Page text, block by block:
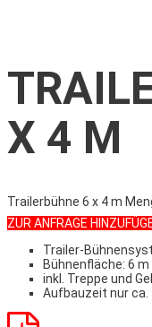
X 4 M
Trailerbühne 6 x 4 m
ZUR ANFRAGE
Trailer-
Bühnenfläche: 6
inkl. Treppe und
Aufbauzeit nur ca.